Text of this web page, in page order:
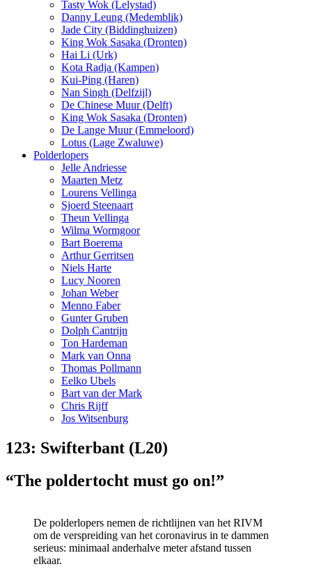
Tasty Wok (Lelystad)
Danny Leung (Medemblik)
Jade City (Biddinghuizen)
King Wok Sasaka (Dronten)
Hai Li (Urk)
Kota Radja (Kampen)
Kui-Ping (Haren)
Nan Singh (Delfzijl)
De Chinese Muur (Delft)
King Wok Sasaka (Dronten)
De Lange Muur (Emmeloord)
Lotus (Lage Zwaluwe)
Polderlopers
Jelle Andriesse
Maarten Metz
Lourens Vellinga
Sjoerd Steenaart
Theun Vellinga
Wilma Wormgoor
Bart Boerema
Arthur Gerritsen
Niels Harte
Lucy Nooren
Johan Weber
Menno Faber
Gunter Gruben
Dolph Cantrijn
Ton Hardeman
Mark van Onna
Thomas Pollmann
Eelko Ubels
Bart van der Mark
Chris Rijff
Jos Witsenburg
123: Swifterbant (L20)
“The poldertocht must go on!”
De polderlopers nemen de richtlijnen van het RIVM
om de verspreiding van het coronavirus in te dammen
serieus: minimaal anderhalve meter afstand tussen
elkaar.